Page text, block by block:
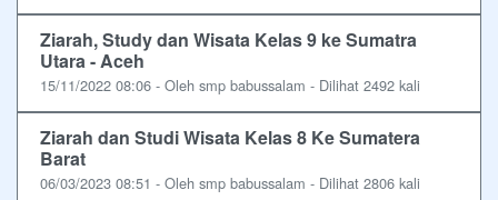
Ziarah, Study dan Wisata Kelas 9 ke Sumatra
Utara - Aceh
15/11/2022 08:06 - Oleh smp babussalam - Dilihat 2492 kali
Ziarah dan Studi Wisata Kelas 8 Ke Sumatera
Barat
06/03/2023 08:51 - Oleh smp babussalam - Dilihat 2806 kali